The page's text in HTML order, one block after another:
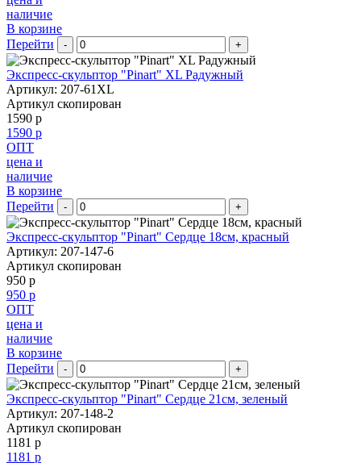
наличие
В корзине
Перейти
- +
Экспресс-скульптор "Pinart" XL Радужный
Артикул: 207-61XL
Артикул скопирован
1590 р
1590 р
ОПТ
цена и
наличие
В корзине
Перейти
- +
Экспресс-скульптор "Pinart" Сердце 18см, красный
Артикул: 207-147-6
Артикул скопирован
950 р
950 р
ОПТ
цена и
наличие
В корзине
Перейти
- +
Экспресс-скульптор "Pinart" Сердце 21см, зеленый
Артикул: 207-148-2
Артикул скопирован
1181 р
1181 р